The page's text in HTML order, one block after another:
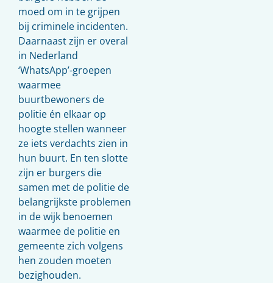
moed om in te grijpen
bij criminele incidenten.
Daarnaast zijn er overal
in Nederland
‘WhatsApp’-groepen
waarmee
buurtbewoners de
politie én elkaar op
hoogte stellen wanneer
ze iets verdachts zien in
hun buurt. En ten slotte
zijn er burgers die
samen met de politie de
belangrijkste problemen
in de wijk benoemen
waarmee de politie en
gemeente zich volgens
hen zouden moeten
bezighouden.